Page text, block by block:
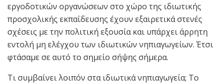
εργοδοτικών οργανώσεων στο χώρο της ιδιωτικής
προσχολικής εκπαίδευσης έχουν εξαιρετικά στενές
σχέσεις με την πολιτική εξουσία και υπάρχει άρρητη
εντολή μη ελέγχου των ιδιωτικών νηπιαγωγείων. Έτσι
φτάσαμε σε αυτό το σημείο σήψης σήμερα.
Τι συμβαίνει λοιπόν στα ιδιωτικά νηπιαγωγεία; Το